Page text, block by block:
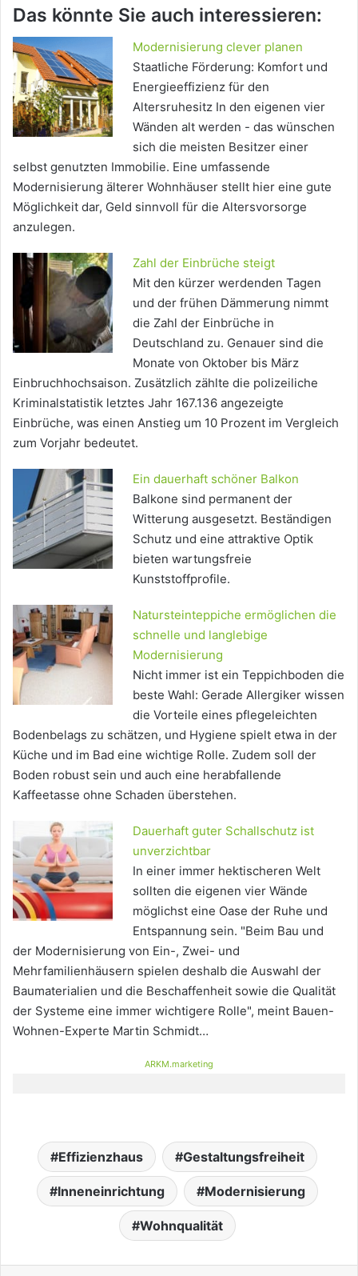
Das könnte Sie auch interessieren:
Modernisierung clever planen
Staatliche Förderung: Komfort und
Energieeffizienz für den
Altersruhesitz In den eigenen vier
Wänden alt werden - das wünschen
sich die meisten Besitzer einer
selbst genutzten Immobilie. Eine umfassende
Modernisierung älterer Wohnhäuser stellt hier eine gute
Möglichkeit dar, Geld sinnvoll für die Altersvorsorge
anzulegen.
Zahl der Einbrüche steigt
Mit den kürzer werdenden Tagen
und der frühen Dämmerung nimmt
die Zahl der Einbrüche in
Deutschland zu. Genauer sind die
Monate von Oktober bis März
Einbruchhochsaison. Zusätzlich zählte die polizeiliche
Kriminalstatistik letztes Jahr 167.136 angezeigte
Einbrüche, was einen Anstieg um 10 Prozent im Vergleich
zum Vorjahr bedeutet.
Ein dauerhaft schöner Balkon
Balkone sind permanent der
Witterung ausgesetzt. Beständigen
Schutz und eine attraktive Optik
bieten wartungsfreie
Kunststoffprofile.
Natursteinteppiche ermöglichen die
schnelle und langlebige
Modernisierung
Nicht immer ist ein Teppichboden die
beste Wahl: Gerade Allergiker wissen
die Vorteile eines pflegeleichten
Bodenbelags zu schätzen, und Hygiene spielt etwa in der
Küche und im Bad eine wichtige Rolle. Zudem soll der
Boden robust sein und auch eine herabfallende
Kaffeetasse ohne Schaden überstehen.
Dauerhaft guter Schallschutz ist
unverzichtbar
In einer immer hektischeren Welt
sollten die eigenen vier Wände
möglichst eine Oase der Ruhe und
Entspannung sein. "Beim Bau und
der Modernisierung von Ein-, Zwei- und
Mehrfamilienhäusern spielen deshalb die Auswahl der
Baumaterialien und die Beschaffenheit sowie die Qualität
der Systeme eine immer wichtigere Rolle", meint Bauen-
Wohnen-Experte Martin Schmidt…
ARKM.marketing
Effizienzhaus Gestaltungsfreiheit
Inneneinrichtung Modernisierung
Wohnqualität